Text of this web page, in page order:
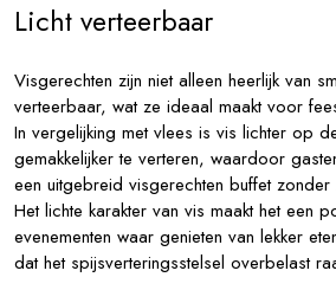
Licht verteerbaar
Visgerechten zijn niet alleen heerlijk van
verteerbaar, wat ze ideaal maakt voor
In vergelijking met vlees is vis lichter op
gemakkelijker te verteren, waardoor
een uitgebreid visgerechten buffet
Het lichte karakter van vis maakt het een
evenementen waar genieten van lekker
dat het spijsverteringsstelsel overbelast